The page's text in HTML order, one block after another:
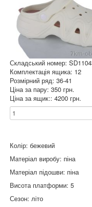
Складський номер:
Комплектація ящика: 12
Розмірний ряд: 36-41
Ціна за пару: 350 грн.
Ціна за ящик:: 4200 грн.
Колір: бежевий
Матеріал виробу: піна
Матеріал підошви: піна
Висота платформи: 5
Сезон: літо